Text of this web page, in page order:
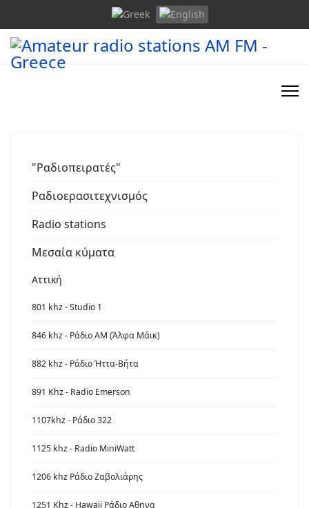
"Ραδιοπειρατές"
Ραδιοερασιτεχνισμός
Radio stations
Μεσαία κύματα
Αττική
801 khz - Studio 1
846 khz - Ράδιο ΑΜ (Άλφα Μάικ)
882 khz - Ράδιο Ήττα-Βήτα
891 Khz - Radio Emerson
1107khz - Ράδιο 322
1125 khz - Radio MiniWatt
1206 khz Ράδιο Ζαβολιάρης
1251 Khz - Hawaii Ράδιο Αθηνα